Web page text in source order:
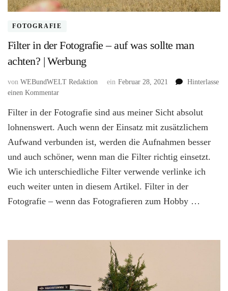
FOTOGRAFIE
Filter in der Fotografie – auf was sollte man
achten? | Werbung
von WEBundWELT Redaktion ein Februar 28, 2021
Hinterlasse
einen Kommentarzu
in
der
–
auf
was
man
achten?
Filter in der Fotografie sind aus meiner Sicht absolut
lohnenswert. Auch wenn der Einsatz mit zusätzlichem
Aufwand verbunden ist, werden die Aufnahmen besser
und auch schöner, wenn man die Filter richtig einsetzt.
Wie ich unterschiedliche Filter verwende verlinke ich
euch weiter unten in diesem Artikel. Filter in der
Fotografie – wenn das Fotografieren zum Hobby …